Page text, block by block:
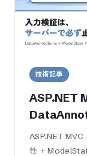
技術記事
ASP.NET
ップで組む
ASP.NET
性 +